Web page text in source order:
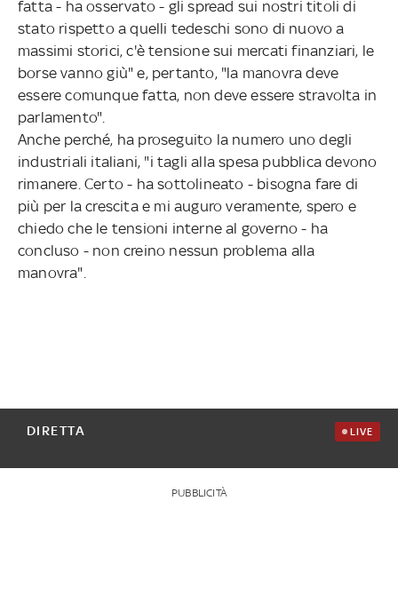
fatta - ha osservato - gli spread sui nostri titoli di
stato rispetto a quelli tedeschi sono di nuovo a
massimi storici, c'è tensione sui mercati finanziari, le
borse vanno giù" e, pertanto, "la manovra deve
essere comunque fatta, non deve essere stravolta in
parlamento".
Anche perché, ha proseguito la numero uno degli
industriali italiani, "i tagli alla spesa pubblica devono
rimanere. Certo - ha sottolineato - bisogna fare di
più per la crescita e mi auguro veramente, spero e
chiedo che le tensioni interne al governo - ha
concluso - non creino nessun problema alla
manovra".
DIRETTA LIVE
PUBBLICITÀ